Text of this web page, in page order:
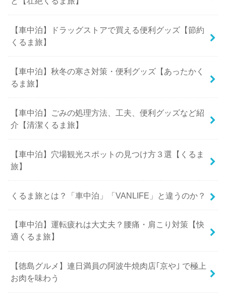
【車中泊】ドラッグストアで買える便利グッズ【節約
くるま旅】
【車中泊】秋冬の寒さ対策・便利グッズ【あったかく
るま旅】
【車中泊】ごみの処理方法、工夫、便利グッズなど紹
介【清潔くるま旅】
【車中泊】穴場観光スポットの見つけ方３選【くるま
旅】
くるま旅とは？「車中泊」「VANLIFE」と違うのか？
【車中泊】運転疲れは大丈夫？腰痛・肩こり対策【快
適くるま旅】
【徳島グルメ】連日満員の阿波牛焼肉店｢京や｣ で極上
お肉を味わう